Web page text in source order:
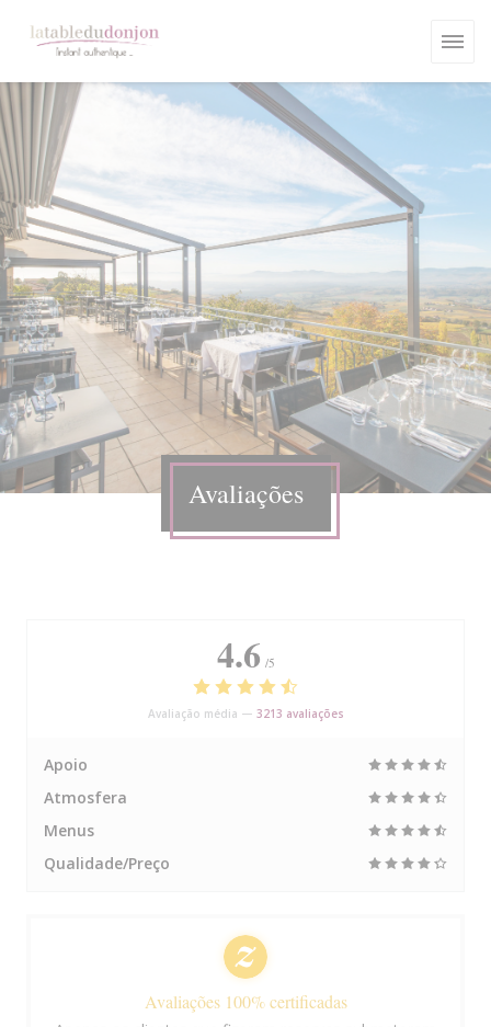
Avaliações
4.6 /5
Avaliação média — 3213 avaliações
Apoio
Atmosfera
Menus
Qualidade/Preço
Avaliações 100% certificadas